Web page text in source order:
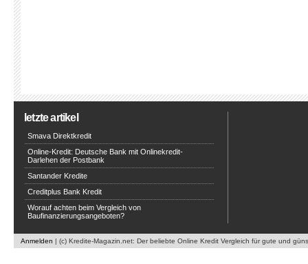
letzte artikel
Smava Direktkredit
Online-Kredit: Deutsche Bank mit Onlinekredit-
Darlehen der Postbank
Santander Kredite
Creditplus Bank Kredit
Worauf achten beim Vergleich von
Baufinanzierungsangeboten?
Anmelden | (c) Kredite-Magazin.net: Der beliebte Online Kredit Vergleich für gute und